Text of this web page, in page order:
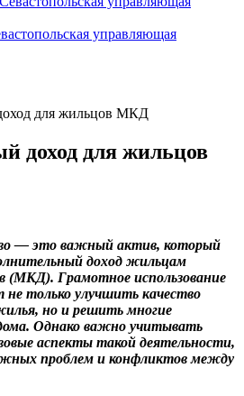
управляющая
для жильцов МКД
доход для жильцов
— это важный актив, который
доход жильцам
(МКД). Грамотное использование
не только улучшить качество
но и решить многие
Однако важно учитывать
аспекты такой деятельности,
проблем и конфликтов между